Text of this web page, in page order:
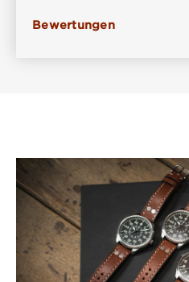
Bewertungen